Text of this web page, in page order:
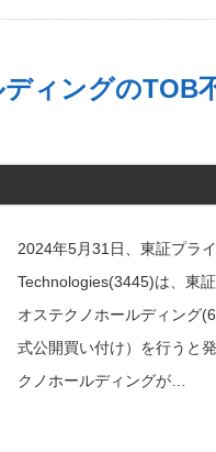
ィングのTOB
2024年5月31日、東証プラ
Technologies(3445)は、東
オステクノホールディング
式公開買い付け）を行うと
クノホールディングが…